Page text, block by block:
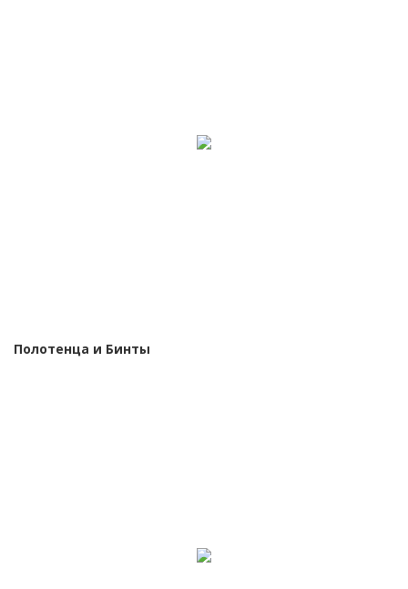
Полотенца и Бинты